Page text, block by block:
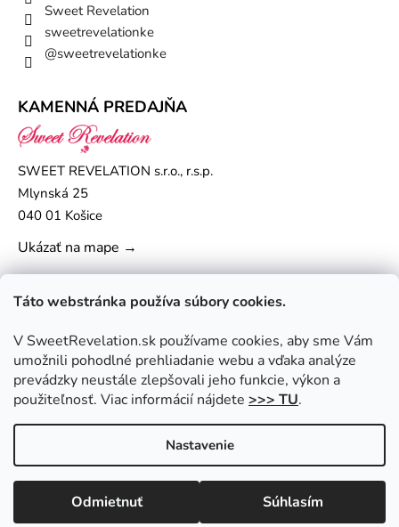
Táto webstránka používa súbory cookies.
V SweetRevelation.sk používame cookies, aby sme Vám
umožnili pohodlné prehliadanie webu a vďaka analýze
prevádzky neustále zlepšovali jeho funkcie, výkon a
použiteľnosť. Viac informácií nájdete >>> TU.
Nastavenie
Odmietnuť Súhlasím
Sweet Revelation
sweetrevelationke
@sweetrevelationke
KAMENNÁ PREDAJŇA
SWEET REVELATION s.r.o., r.s.p.
Mlynská 25
040 01 Košice
Ukázať na mape →
Copyright 2026SweetRevelation.sk. Všetky práva
vyhradené.
Upraviť nastavenie cookies